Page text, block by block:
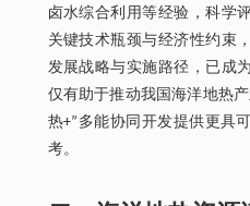
卤水综合利用等经验，科学
关键技术瓶颈与经济性约束
发展战略与实施路径，已成
仅有助于推动我国海洋地热
热+”多能协同开发提供更具
考。